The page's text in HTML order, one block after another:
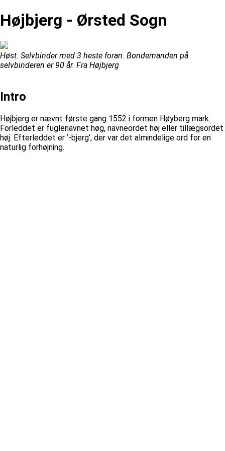
Højbjerg - Ørsted Sogn
Høst. Selvbinder med 3 heste foran. Bondemanden på
selvbinderen er 90 år. Fra Højbjerg
Intro
Højbjerg er nævnt første gang 1552 i formen Høyberg mark.
Forleddet er fuglenavnet høg, navneordet høj eller tillægsordet
høj. Efterleddet er ’-bjerg’, der var det almindelige ord for en
naturlig forhøjning.